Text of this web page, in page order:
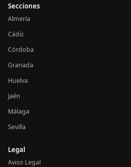
Secciones
Almería
Cádiz
Córdoba
Granada
Huelva
Jaén
Málaga
Sevilla
Legal
Aviso Legal